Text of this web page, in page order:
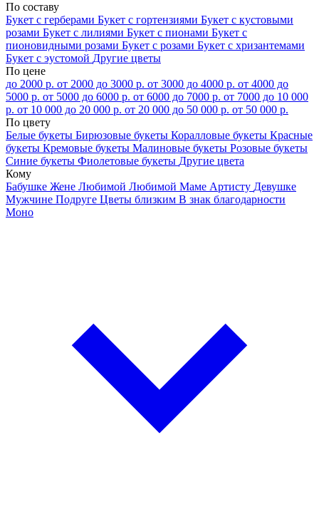
По составу
Букет с герберами Букет с гортензиями Букет с кустовыми
розами Букет с лилиями Букет с пионами Букет с
пионовидными розами Букет с розами Букет с хризантемами
Букет с эустомой Другие цветы
По цене
до 2000 р. от 2000 до 3000 р. от 3000 до 4000 р. от 4000 до
5000 р. от 5000 до 6000 р. от 6000 до 7000 р. от 7000 до 10 000
р. от 10 000 до 20 000 р. от 20 000 до 50 000 р. от 50 000 р.
По цвету
Белые букеты Бирюзовые букеты Коралловые букеты Красные
букеты Кремовые букеты Малиновые букеты Розовые букеты
Синие букеты Фиолетовые букеты Другие цвета
Кому
Бабушке Жене Любимой Любимой Маме Артисту Девушке
Мужчине Подруге Цветы близким В знак благодарности
Моно